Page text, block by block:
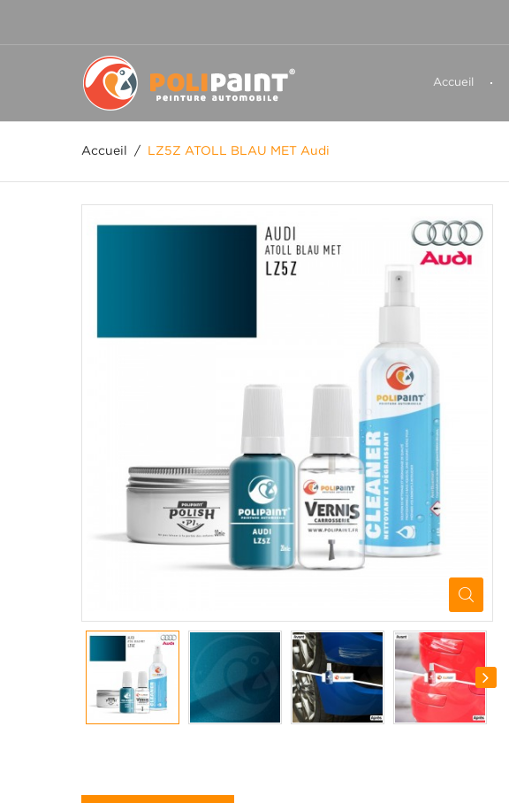
Accueil
Accueil / LZ5Z ATOLL BLAU MET Audi